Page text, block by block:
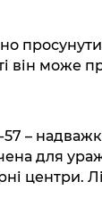
він може
–
для
центри.